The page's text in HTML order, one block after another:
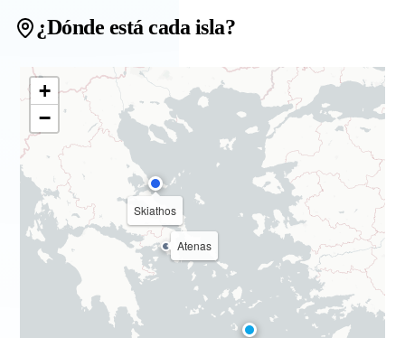
¿Dónde está cada isla?
Skiathos
Atenas
+
−